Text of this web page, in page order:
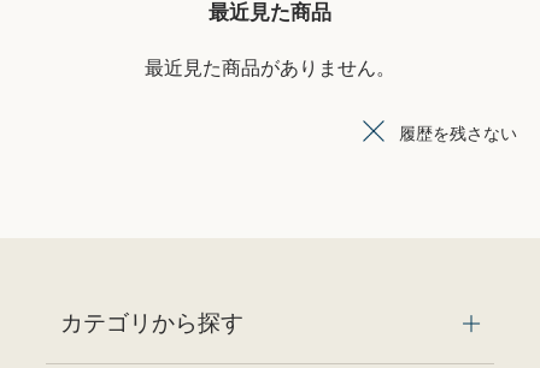
最近見た商品
最近見た商品がありません。
履歴を残さない
カテゴリから探す